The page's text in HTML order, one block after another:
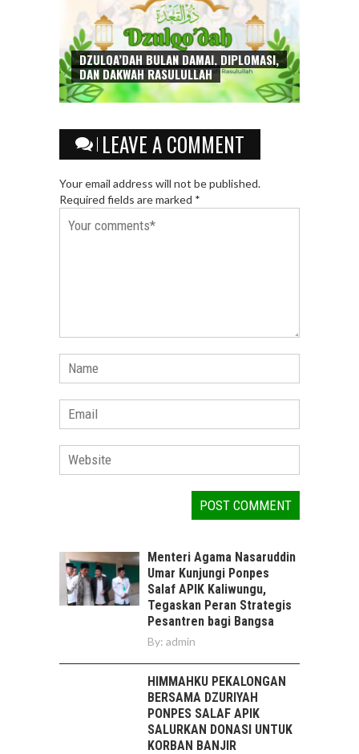
DZULQA’DAH BULAN DAMAI, DIPLOMASI,
DAN DAKWAH RASULULLAH
LEAVE A COMMENT
Your email address will not be published.
Required fields are marked *
Menteri Agama Nasaruddin
Umar Kunjungi Ponpes
Salaf APIK Kaliwungu,
Tegaskan Peran Strategis
Pesantren bagi Bangsa
By: admin
HIMMAHKU PEKALONGAN
BERSAMA DZURIYAH
PONPES SALAF APIK
SALURKAN DONASI UNTUK
KORBAN BANJIR